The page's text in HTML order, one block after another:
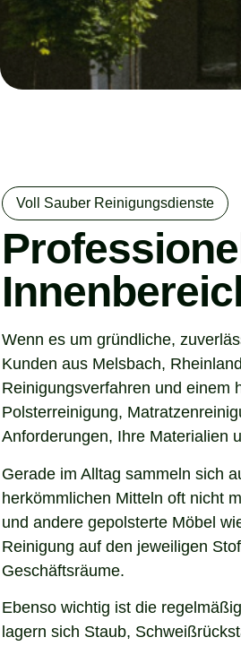
Voll Sauber Reinigungsdienste
Wenn es um gründliche,
Kunden aus Melsbach,
Reinigungsverfahren und einem
Polsterreinigung,
Anforderungen, Ihre Materialien
Gerade im Alltag sammeln sich
herkömmlichen Mitteln oft nicht
und andere gepolsterte Möbel
Reinigung auf den jeweiligen
Geschäftsräume.
Ebenso wichtig ist die
lagern sich Staub,